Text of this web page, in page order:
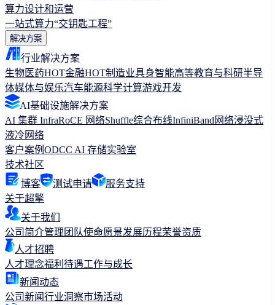
算力设计和运营
一站式算力“交钥匙工程”
解决方案
行业解决方案
生物医药HOT金融HOT制造业具身智能高等教育与科研半导
体媒体与娱乐汽车能源科学计算游戏开发
AI基础设施解决方案
AI 集群 InfraRoCE 网络Shuffle综合布线InfiniBand网络浸没式
液冷网络
客户案例 ODCC AI 存储实验室
技术社区
博客
测试申请
服务支持
关于超擎
关于我们
公司简介管理团队使命愿景发展历程荣誉资质
人才招聘
人才理念福利待遇工作与成长
新闻动态
公司新闻行业洞察市场活动